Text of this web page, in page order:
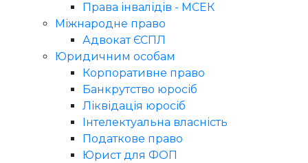
Права інвалідів - МСЕК
Міжнародне право
Адвокат ЄСПЛ
Юридичним особам
Корпоративне право
Банкрутство юросіб
Ліквідація юросіб
Інтелектуальна власність
Податкове право
Юрист для ФОП